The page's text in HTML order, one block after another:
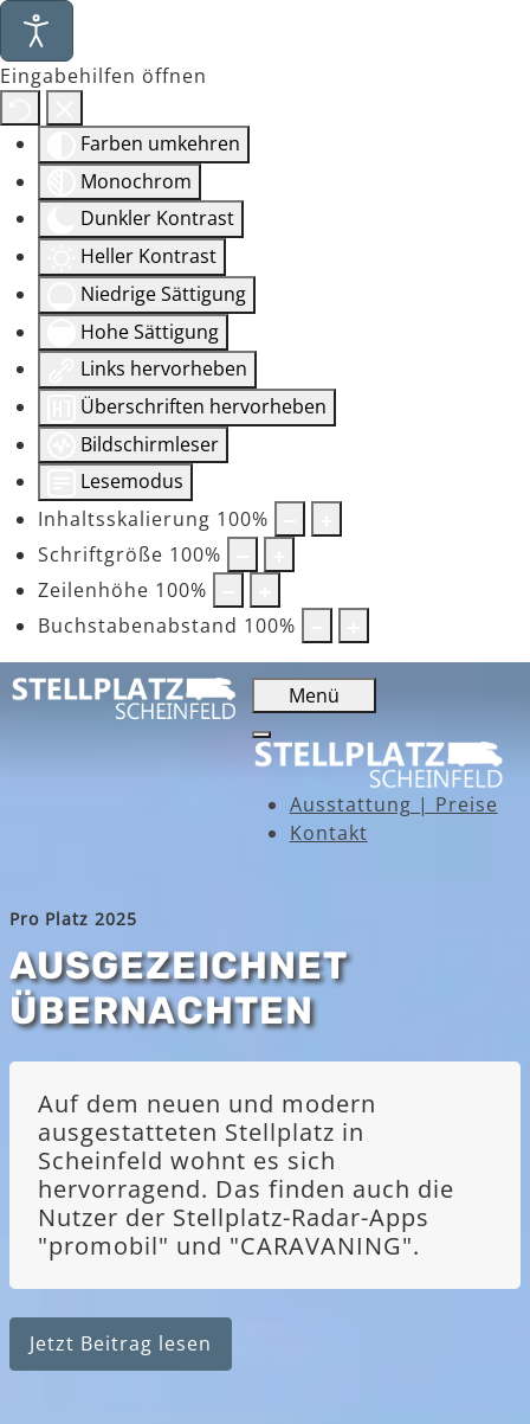
Eingabehilfen öffnen
Farben umkehren
Monochrom
Dunkler Kontrast
Heller Kontrast
Niedrige Sättigung
Hohe Sättigung
Links hervorheben
Überschriften hervorheben
Bildschirmleser
Lesemodus
Inhaltsskalierung 100%
Schriftgröße 100%
Zeilenhöhe 100%
Buchstabenabstand 100%
Menü
Ausstattung | Preise
Kontakt
Pro Platz 2025
AUSGEZEICHNET
ÜBERNACHTEN
Auf dem neuen und modern
ausgestatteten Stellplatz in
Scheinfeld wohnt es sich
hervorragend. Das finden auch die
Nutzer der Stellplatz-Radar-Apps
"promobil" und "CARAVANING".
Jetzt Beitrag lesen